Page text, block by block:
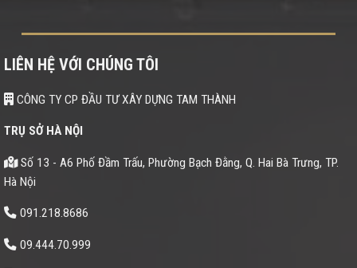
LIÊN HỆ VỚI CHÚNG TÔI
CÔNG TY CP ĐẦU TƯ XÂY DỰNG TAM THÀNH
TRỤ SỞ HÀ NỘI
Số 13 - A6 Phố Đầm Trấu, Phường Bạch Đằng, Q. Hai Bà Trưng, TP.
Hà Nội
091.218.8686
09.444.70.999